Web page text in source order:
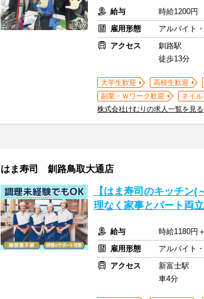
給与
時給1200円
雇用形態
アルバイト
アクセス
釧路駅
徒歩13分
大学生歓迎 高校生歓迎
副業・Ｗワーク歓迎
ネイ
株式会社けむりの求人一覧を見る
はま寿司 釧路鳥取大通店
【はま寿司のキッチン
理なく家事とパート両
給与
時給1180円
雇用形態
アルバイト
アクセス
新富士駅
車4分